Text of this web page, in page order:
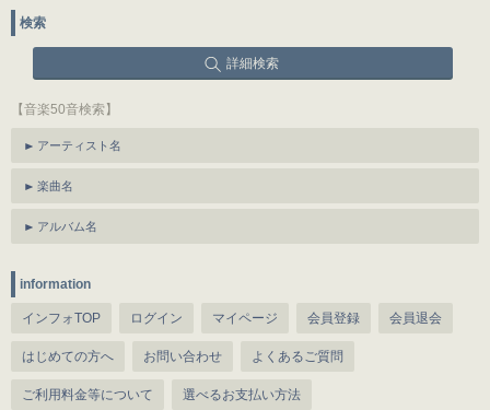
検索
詳細検索
【音楽50音検索】
アーティスト名
楽曲名
アルバム名
information
インフォTOP ログイン マイページ 会員登録 会員退会
はじめての方へ お問い合わせ よくあるご質問
ご利用料金等について 選べるお支払い方法